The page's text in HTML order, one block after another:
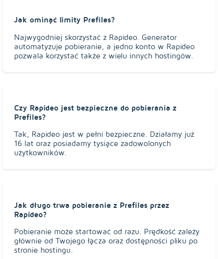
Jak ominąć limity Prefiles?
Najwygodniej skorzystać z Rapideo. Generator
automatyzuje pobieranie, a jedno konto w Rapideo
pozwala korzystać także z wielu innych hostingów.
Czy Rapideo jest bezpieczne do pobierania z
Prefiles?
Tak, Rapideo jest w pełni bezpieczne. Działamy już
16 lat oraz posiadamy tysiące zadowolonych
użytkowników.
Jak długo trwa pobieranie z Prefiles przez
Rapideo?
Pobieranie może startować od razu. Prędkość zależy
głównie od Twojego łącza oraz dostępności pliku po
stronie hostingu.